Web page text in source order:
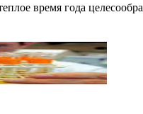
время года